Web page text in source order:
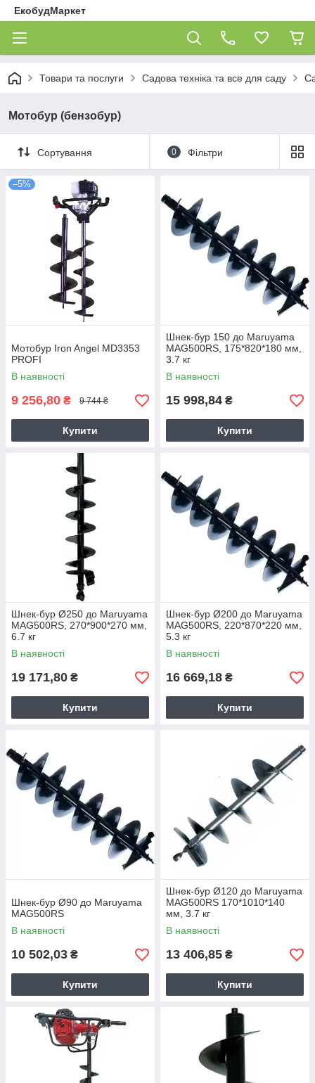
ЕкобудМаркет
Товари та послуги Садова техніка та все для саду
Мотобур (бензобур)
Сортування 0 Фільтри
–5%
Мотобур Iron Angel MD3353
PROFI
В наявності
9 256,80 ₴ 9 744 ₴
Купити
Шнек-бур 150 до Maruyama
MAG500RS, 175*820*180 мм,
3.7 кг
В наявності
15 998,84 ₴
Купити
Шнек-бур Ø250 до Maruyama
MAG500RS, 270*900*270 мм,
6.7 кг
В наявності
19 171,80 ₴
Купити
Шнек-бур Ø200 до Maruyama
MAG500RS, 220*870*220 мм,
5.3 кг
В наявності
16 669,18 ₴
Купити
Шнек-бур Ø90 до Maruyama
MAG500RS
В наявності
10 502,03 ₴
Купити
Шнек-бур Ø120 до Maruyama
MAG500RS 170*1010*140
мм, 3.7 кг
В наявності
13 406,85 ₴
Купити